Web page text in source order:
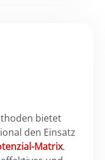
bietet
den Einsatz
Matrix.